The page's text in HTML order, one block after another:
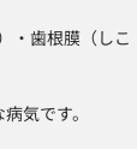
・歯根膜（しこ
気です。